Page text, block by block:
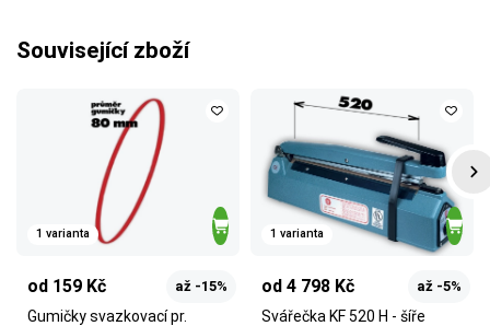
Související zboží
1 varianta
od 159 Kč až -15%
Gumičky svazkovací pr.
1 varianta
od 4 798 Kč až -5%
Svářečka KF 520 H - šíře